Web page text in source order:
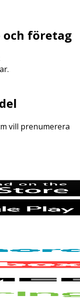
och företag
vill prenumerera